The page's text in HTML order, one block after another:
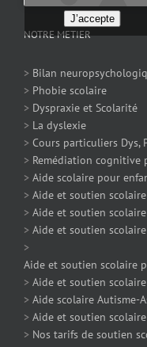
J’accepte
NOTRE METIER
> Bilan
> Phobie scolaire
> Dyspraxie et Scolarité
> La dyslexie
> Cours particuliers Dys,
> Remédiation cognitive
> Aide scolaire pour
> Aide et soutien
> Aide et soutien
> Aide et soutien
>
Aide et soutien scolaire
> Aide et soutien
> Aide scolaire Autisme-
> Aide et soutien
> Nos tarifs de soutien